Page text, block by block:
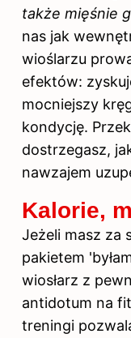
także mięśnie
nas jak
wioślarzu
efektów:
mocniejszy
kondycję.
dostrzegasz,
nawzajem
Kalorie,
Jeżeli masz za
pakietem
wiosłarz z
antidotum na
treningi